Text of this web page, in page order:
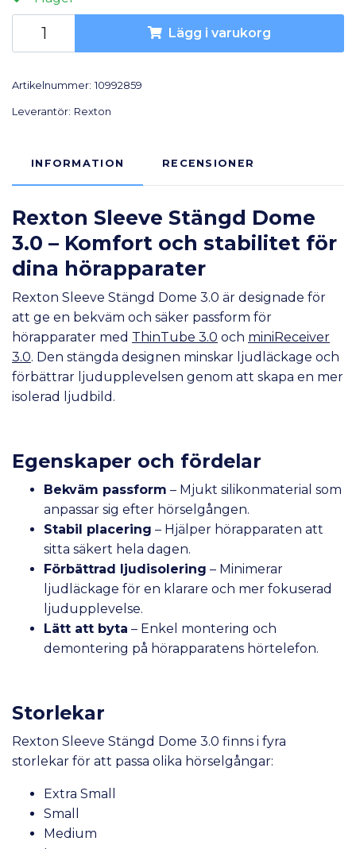
Lägg i varukorg
Artikelnummer: 10992859
Leverantör: Rexton
INFORMATION RECENSIONER
Rexton Sleeve Stängd Dome
3.0 – Komfort och stabilitet för
dina hörapparater
Rexton Sleeve Stängd Dome 3.0 är designade för
att ge en bekväm och säker passform för
hörapparater med ThinTube 3.0 och miniReceiver
3.0. Den stängda designen minskar ljudläckage och
förbättrar ljudupplevelsen genom att skapa en mer
isolerad ljudbild.
Egenskaper och fördelar
Bekväm passform – Mjukt silikonmaterial som
anpassar sig efter hörselgången.
Stabil placering – Hjälper hörapparaten att
sitta säkert hela dagen.
Förbättrad ljudisolering – Minimerar
ljudläckage för en klarare och mer fokuserad
ljudupplevelse.
Lätt att byta – Enkel montering och
demontering på hörapparatens hörtelefon.
Storlekar
Rexton Sleeve Stängd Dome 3.0 finns i fyra
storlekar för att passa olika hörselgångar:
Extra Small
Small
Medium